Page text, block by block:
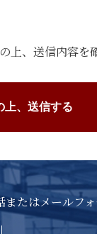
上、送信内容を
たはメールフォ